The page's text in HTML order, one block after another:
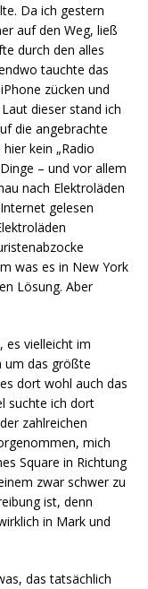
Da ich gestern
auf den Weg, ließ
durch den alles
tauchte das
zücken und
dieser stand ich
die angebrachte
kein „Radio
– und vor allem
nach Elektroläden
gelesen
was es in New York
Lösung. Aber
es vielleicht im
um das größte
dort wohl auch das
suchte ich dort
zahlreichen
mich
Square in Richtung
zwar schwer zu
ist, denn
in Mark und
das tatsächlich